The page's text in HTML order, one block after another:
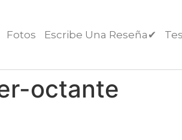
Fotos Escribe Una Reseña✔︎
octante